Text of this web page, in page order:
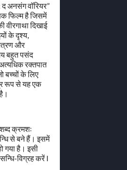
द अनसंग वॉरियर”
फिल्म है जिसमें
वीरगाथा दिखाई
के दृश्य,
और
बहुत पसंद
रक्तपात
बच्चों के लिए
रूप से यह एक
शब्द क्रमशः
से बने हैं। इसमें
गया है। इसी
विग्रह करें l